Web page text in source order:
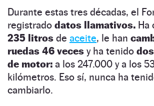
Durante estas tres décadas, el
registrado datos llamativos. Ha
235 litros de aceite, le han
ruedas 46 veces y ha tenido
de motor: a los 247.000 y a los
kilómetros. Eso sí, nunca ha
cambiarlo.